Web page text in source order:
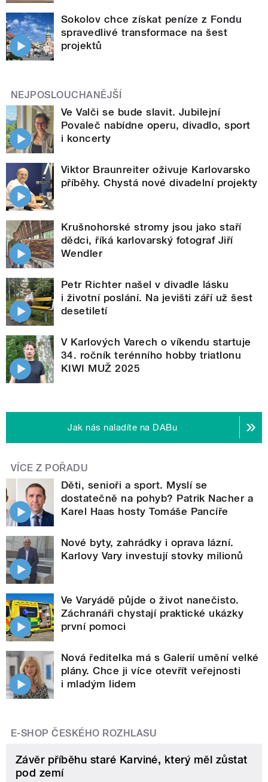
Sokolov chce získat peníze z Fondu
spravedlivé transformace na šest
projektů
NEJPOSLOUCHANĚJŠÍ
Ve Valči se bude slavit. Jubilejní
Povaleč nabídne operu, divadlo, sport
i koncerty
Viktor Braunreiter oživuje Karlovarsko
příběhy. Chystá nové divadelní projekty
Krušnohorské stromy jsou jako staří
dědci, říká karlovarský fotograf Jiří
Wendler
Petr Richter našel v divadle lásku
i životní poslání. Na jevišti září už šest
desetiletí
V Karlových Varech o víkendu startuje
34. ročník terénního hobby triatlonu
KIWI MUŽ 2025
Jak nás naladíte na DABu
VÍCE Z POŘADU
Děti, senioři a sport. Myslí se
dostatečně na pohyb? Patrik Nacher a
Karel Haas hosty Tomáše Pancíře
Nové byty, zahrádky i oprava lázní.
Karlovy Vary investují stovky milionů
Ve Varyádě půjde o život nanečisto.
Záchranáři chystají praktické ukázky
první pomoci
Nová ředitelka má s Galerií umění velké
plány. Chce ji více otevřít veřejnosti
i mladým lidem
E-SHOP ČESKÉHO ROZHLASU
Závěr příběhu staré Karviné, který měl zůstat
pod zemí